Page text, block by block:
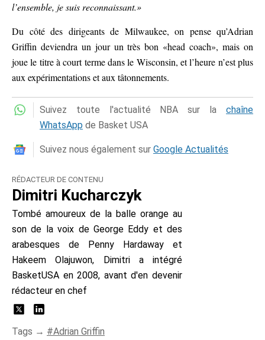
l’ensemble, je suis reconnaissant.»
Du côté des dirigeants de Milwaukee, on pense qu’Adrian
Griffin deviendra un jour un très bon «head coach», mais on
joue le titre à court terme dans le Wisconsin, et l’heure n’est plus
aux expérimentations et aux tâtonnements.
Suivez toute l'actualité NBA sur la chaîne
WhatsApp de Basket USA
Suivez nous également sur Google Actualités
RÉDACTEUR DE CONTENU
Dimitri Kucharczyk
Tombé amoureux de la balle orange au
son de la voix de George Eddy et des
arabesques de Penny Hardaway et
Hakeem Olajuwon, Dimitri a intégré
BasketUSA en 2008, avant d'en devenir
rédacteur en chef
Tags → Adrian Griffin